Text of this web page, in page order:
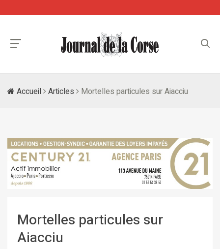
Accueil Articles Mortelles particules sur Aiacciu
Mortelles particules sur
Aiacciu